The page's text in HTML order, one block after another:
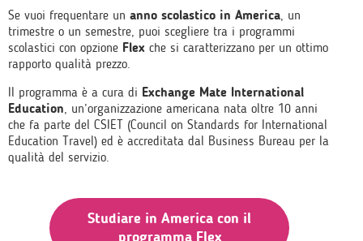
Se vuoi frequentare un anno scolastico in America, un
trimestre o un semestre, puoi scegliere tra i programmi
scolastici con opzione Flex che si caratterizzano per un ottimo
rapporto qualità prezzo.
Il programma è a cura di Exchange Mate International
Education, un’organizzazione americana nata oltre 10 anni
che fa parte del CSIET (Council on Standards for International
Education Travel) ed è accreditata dal Business Bureau per la
qualità del servizio.
Studiare in America con il
programma Flex